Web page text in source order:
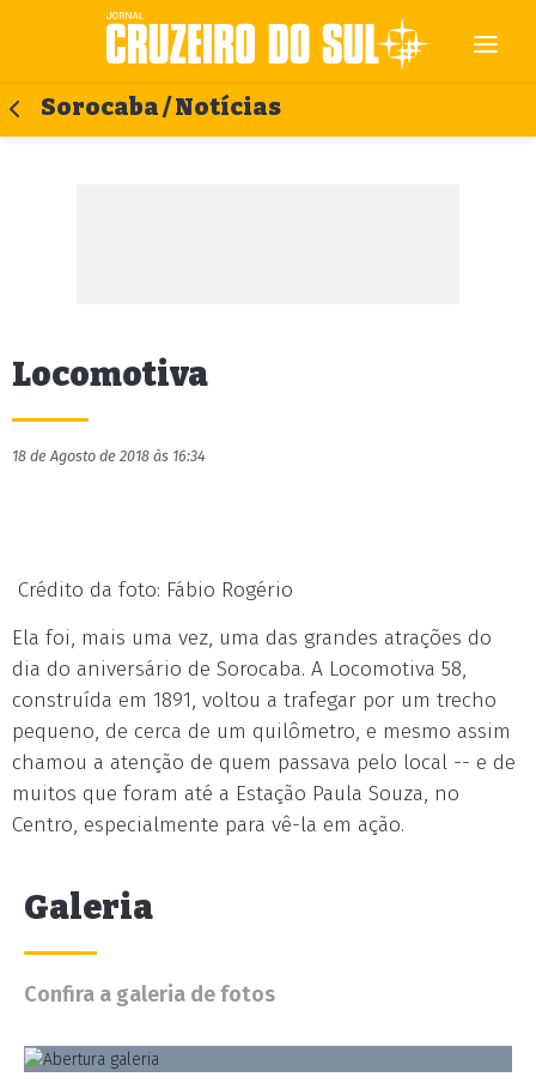
Sorocaba / Notícias
Locomotiva
18 de Agosto de 2018 às 16:34
Crédito da foto: Fábio Rogério
Ela foi, mais uma vez, uma das grandes atrações do
dia do aniversário de Sorocaba. A Locomotiva 58,
construída em 1891, voltou a trafegar por um trecho
pequeno, de cerca de um quilômetro, e mesmo assim
chamou a atenção de quem passava pelo local -- e de
muitos que foram até a Estação Paula Souza, no
Centro, especialmente para vê-la em ação.
Galeria
Confira a galeria de fotos